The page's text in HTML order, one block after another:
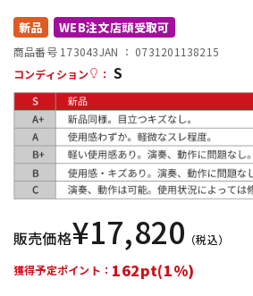
配信/ライブ機器
中古
新品 WEB注文店頭受取可
商品番号 173043JAN ： 0731201138215
コンディション
： S
販売価格¥17,820 （税込）
獲得予定ポイント： 162pt(1%)